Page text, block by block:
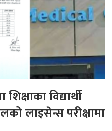
विद्यार्थी
लाइसेन्स परीक्षामा